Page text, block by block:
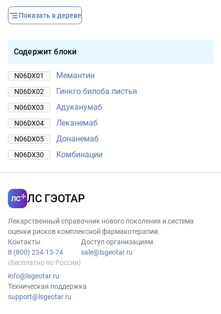
Показать в дереве
Содержит блоки
N06DX01 Мемантин
N06DX02 Гинкго билоба листья
N06DX03 Адуканумаб
N06DX04 Леканемаб
N06DX05 Донанемаб
N06DX30 Комбинации
ЛС ГЭОТАР
Лекарственный справочник нового поколения и система
оценки рисков комплексной фармакотерапии.
Контакты
8 (800) 234-13-74
(бесплатно по России)
info@lsgeotar.ru
Доступ организациям
sale@lsgeotar.ru
Техническая поддержка
support@lsgeotar.ru